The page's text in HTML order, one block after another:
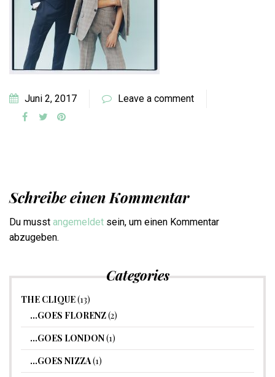
Juni 2, 2017 Leave a comment
Schreibe einen Kommentar
Du musst angemeldet sein, um einen Kommentar
abzugeben.
Categories
THE CLIQUE(13)
…GOES FLORENZ(2)
…GOES LONDON(1)
…GOES NIZZA(1)